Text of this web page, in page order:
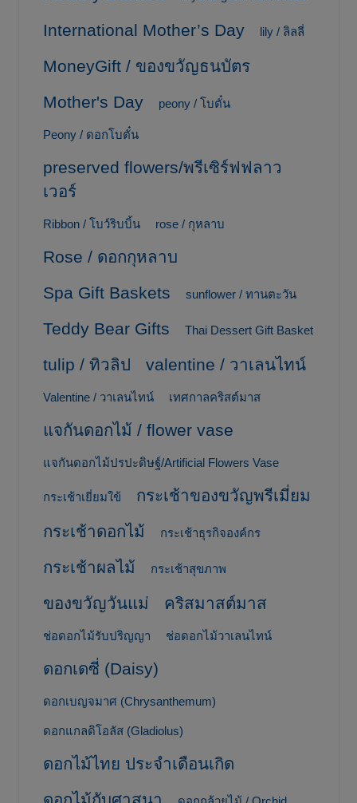
International Mother’s Day lily / ลิลลี่
MoneyGift / ของขวัญธนบัตร
Mother's Day
peony / โบตั๋น
Peony / ดอกโบตั๋น
preserved flowers/พรีเซิร์ฟฟลาว
เวอร์
Ribbon / โบว์ริบบิ้น rose / กุหลาบ
Rose / ดอกกุหลาบ
Spa Gift Baskets
sunflower / ทานตะวัน
Teddy Bear Gifts Thai Dessert Gift Basket
tulip / ทิวลิป valentine / วาเลนไทน์
Valentine / วาเลนไทน์ เทศกาลคริสต์มาส
แจกันดอกไม้ / flower vase
แจกันดอกไม้ปรปะดิษฐ์/Artificial Flowers Vase
กระเช้าเยี่ยมใข้
กระเช้าของขวัญพรีเมี่ยม
กระเช้าดอกไม้
กระเช้าธุรกิจองค์กร
กระเช้าผลไม้ กระเช้าสุขภาพ
ของขวัญวันแม่ คริสมาสต์มาส
ช่อดอกไม้รับปริญญา ช่อดอกไม้วาเลนไทน์
ดอกเดซี่ (Daisy)
ดอกเบญจมาศ (Chrysanthemum)
ดอกแกลดิโอลัส (Gladiolus)
ดอกไม้ไทย ประจำเดือนเกิด